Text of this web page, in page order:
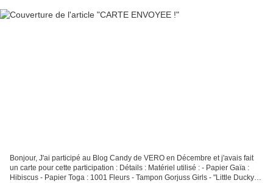
Bonjour, J'ai participé au Blog Candy de VERO en Décembre et j'avais fait
un carte pour cette participation : Détails : Matériel utilisé : - Papier Gaïa :
Hibiscus - Papier Toga : 1001 Fleurs - Tampon Gorjuss Girls - "Little Ducky"